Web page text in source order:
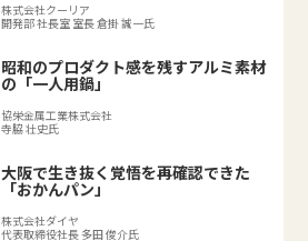
株式会社クーリア
開発部 社長室 室長 倉掛 誠一氏
昭和のプロダクト感を残すアルミ素材
の「一人用鍋」
協栄金属工業株式会社
寺脇 壮史氏
大阪で生き抜く覚悟を再確認できた
「おかんパン」
株式会社ダイヤ
代表取締役社長 多田 俊介氏